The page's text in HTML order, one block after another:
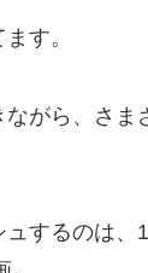
す。
がら、さま
るのは、